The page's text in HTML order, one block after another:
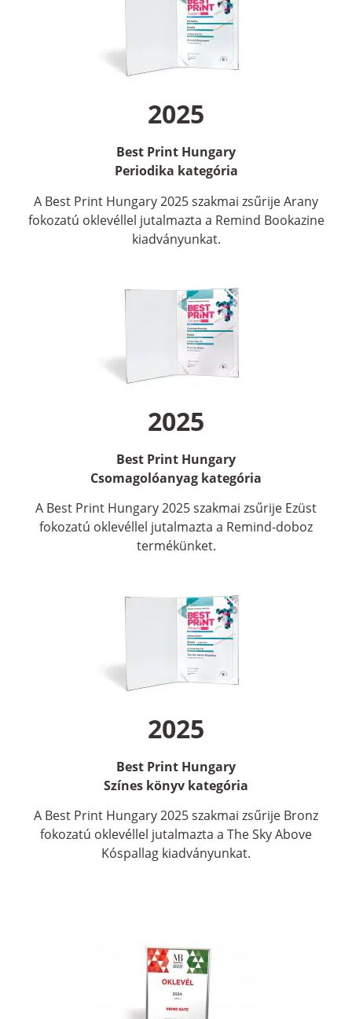
2025
Best Print Hungary
Periodika kategória
A Best Print Hungary 2025 szakmai zsűrije Arany
fokozatú oklevéllel jutalmazta a Remind Bookazine
kiadványunkat.
2025
Best Print Hungary
Csomagolóanyag kategória
A Best Print Hungary 2025 szakmai zsűrije Ezüst
fokozatú oklevéllel jutalmazta a Remind-doboz
termékünket.
2025
Best Print Hungary
Színes könyv kategória
A Best Print Hungary 2025 szakmai zsűrije Bronz
fokozatú oklevéllel jutalmazta a The Sky Above
Kóspallag kiadványunkat.